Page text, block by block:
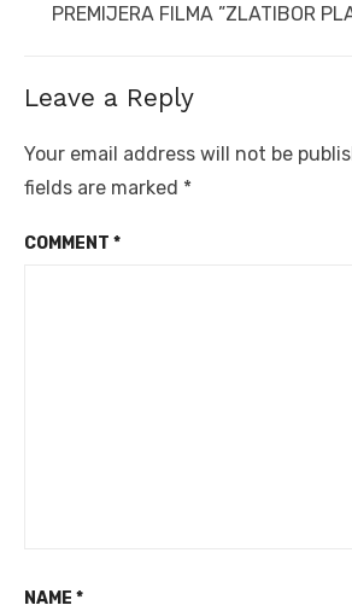
Next
PREMIJERA FILMA ”ZLATIBOR
Leave a Reply
Your email address will not be
fields are marked *
COMMENT *
NAME *